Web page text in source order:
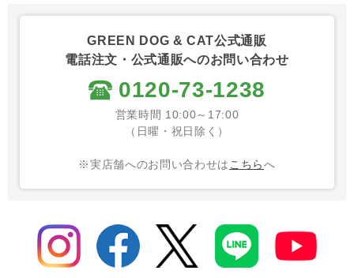
GREEN DOG & CAT公式通販
電話注文・公式通販へのお問い合わせ
0120-73-1238
営業時間 10:00～17:00
（日曜・祝日除く）
※実店舗へのお問い合わせは こちらへ